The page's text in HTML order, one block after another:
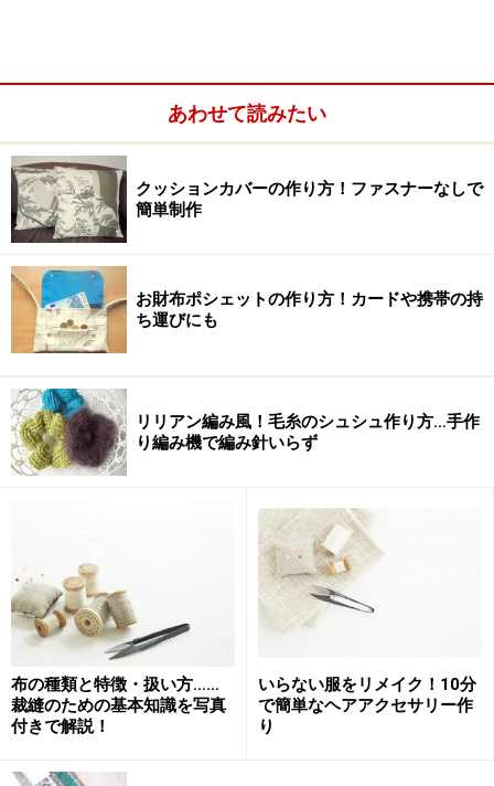
はさみ、定規 など
布は表地、裏地、切り替え布と3種類準備します。キャ
ンバスやオックス、デニムなど、少し張りのある布地
が、丈夫で扱いやすいと思います。 また時間はかかりま
すが、手縫いでも出来ます。その場合は生地が厚すぎた
り、布目が詰まり過ぎていると針が通りにくく、縫いづ
らいです。
手作りレッスンバッグの布の下準備と型
（仕上がり約30×40㎝）
手作りレッスンバッグの型紙 ※画像は縫い線
＜出来上がりサイズ約30×40cmの場合＞
・A 袋本体：40×60cmを2枚（表地と裏地）
・B 持ち手：4×35cmを4枚（表地、裏地各2枚）
・C ポケット：20×15cmを1枚
上の型と上記サイズは縫い線です。縫い線の外側に、袋
あわせて読みたい
クッションカバーの作り方！ファスナーなしで
簡単制作
お財布ポシェットの作り方！カードや携帯の持
ち運びにも
リリアン編み風！毛糸のシュシュ作り方…手作
り編み機で編み針いらず
布の種類と特徴・扱い方……
裁縫のための基本知識を写真
付きで解説！
いらない服をリメイク！10分
で簡単なヘアアクセサリー作
り